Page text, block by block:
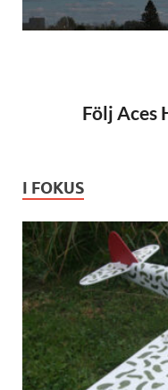
Följ Aces
I FOKUS